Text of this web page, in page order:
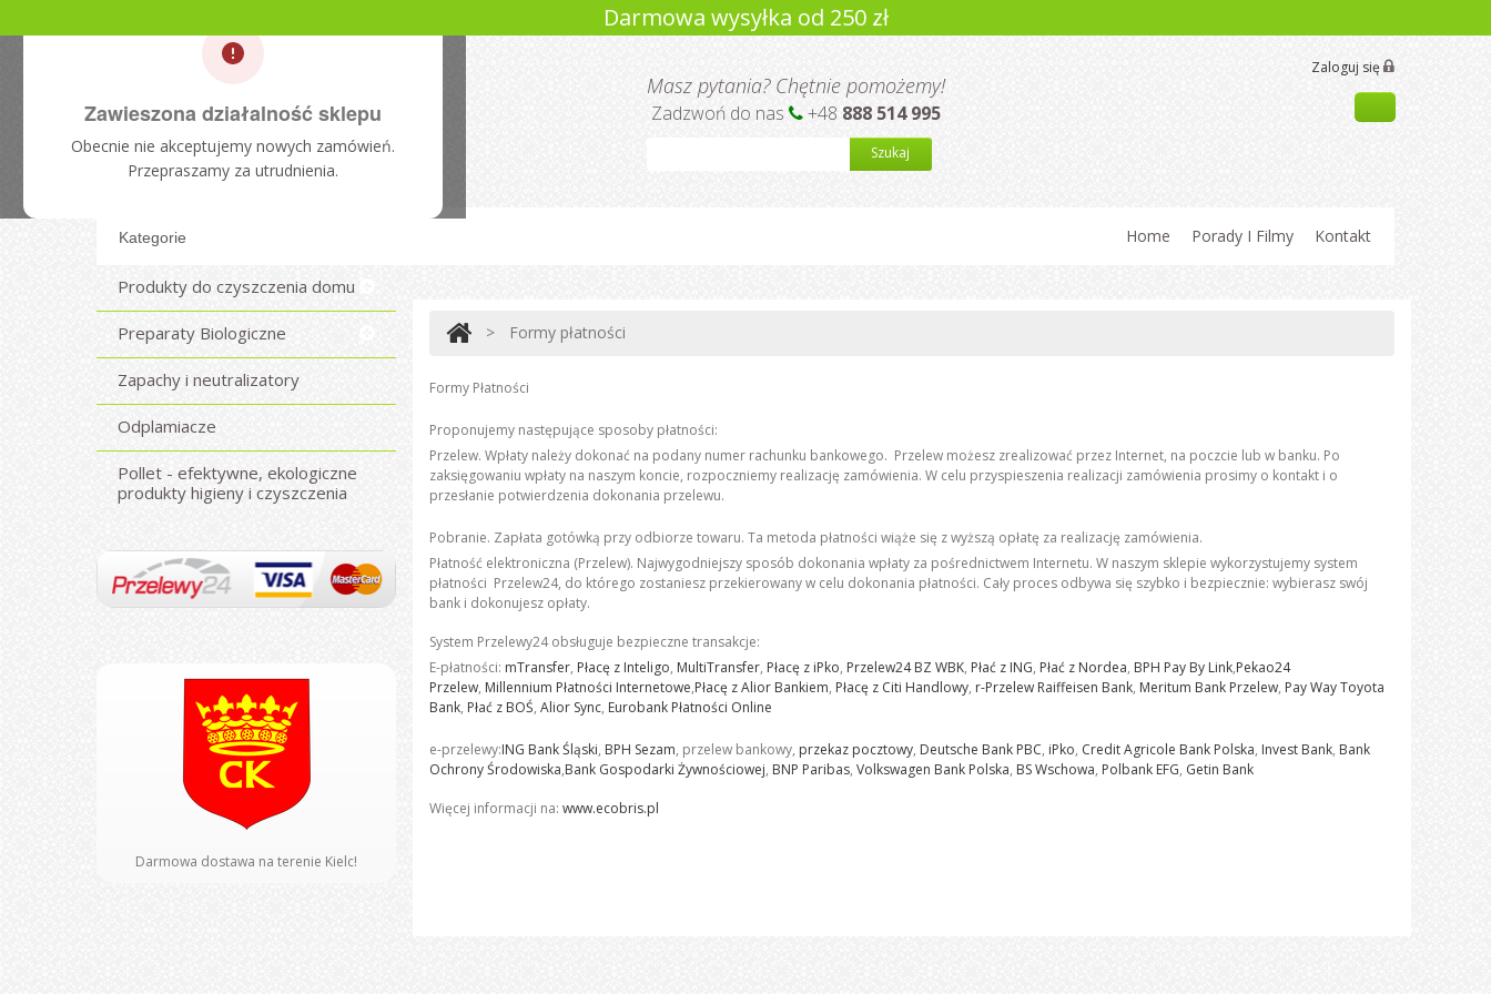
Zawieszona działalność sklepu
Obecnie nie akceptujemy nowych zamówień.
Przepraszamy za utrudnienia.
Darmowa wysyłka od 250 zł
Home Porady I Filmy Kontakt
Masz pytania? Chętnie pomożemy!
Zadzwoń do nas +48 888 514 995
Szukaj
Zaloguj się
Kategorie
Produkty do czyszczenia domu
Preparaty Biologiczne
Zapachy i neutralizatory
Odplamiacze
Pollet - efektywne, ekologiczne
produkty higieny i czyszczenia
Darmowa dostawa na terenie Kielc!
> Formy płatności
Formy Płatności
Proponujemy następujące sposoby płatności:
Przelew. Wpłaty należy dokonać na podany numer rachunku bankowego. Przelew możesz zrealizować przez Internet, na poczcie lub w banku. Po
zaksięgowaniu wpłaty na naszym koncie, rozpoczniemy realizację zamówienia. W celu przyspieszenia realizacji zamówienia prosimy o kontakt i o
przesłanie potwierdzenia dokonania przelewu.
Pobranie. Zapłata gotówką przy odbiorze towaru. Ta metoda płatności wiąże się z wyższą opłatę za realizację zamówienia.
Płatność elektroniczna (Przelew). Najwygodniejszy sposób dokonania wpłaty za pośrednictwem Internetu. W naszym sklepie wykorzystujemy system
płatności Przelew24, do którego zostaniesz przekierowany w celu dokonania płatności. Cały proces odbywa się szybko i bezpiecznie: wybierasz swój
bank i dokonujesz opłaty.
System Przelewy24 obsługuje bezpieczne transakcje:
E-płatności: mTransfer, Płacę z Inteligo, MultiTransfer, Płacę z iPko, Przelew24 BZ WBK, Płać z ING, Płać z Nordea, BPH Pay By Link,Pekao24
Przelew, Millennium Płatności Internetowe,Płacę z Alior Bankiem, Płacę z Citi Handlowy, r-Przelew Raiffeisen Bank, Meritum Bank Przelew, Pay Way Toyota
Bank, Płać z BOŚ, Alior Sync, Eurobank Płatności Online
e-przelewy:ING Bank Śląski, BPH Sezam, przelew bankowy, przekaz pocztowy, Deutsche Bank PBC, iPko, Credit Agricole Bank Polska, Invest Bank, Bank
Ochrony Środowiska,Bank Gospodarki Żywnościowej, BNP Paribas, Volkswagen Bank Polska, BS Wschowa, Polbank EFG, Getin Bank
Więcej informacji na: www.ecobris.pl